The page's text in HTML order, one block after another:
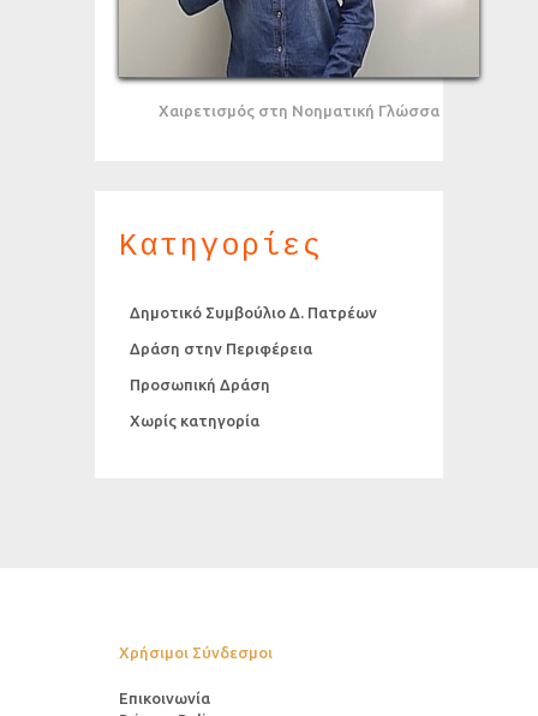
Χαιρετισμός στη Νοηματική Γλώσσα
Κατηγορίες
Δημοτικό Συμβούλιο Δ. Πατρέων
Δράση στην Περιφέρεια
Προσωπική Δράση
Χωρίς κατηγορία
Χρήσιμοι Σύνδεσμοι
Επικοινωνία